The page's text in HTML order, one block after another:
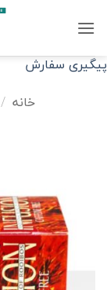
پیگیری سفارش
خانه /